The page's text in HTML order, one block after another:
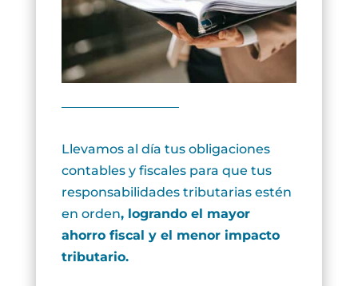
Llevamos al día tus obligaciones
contables y fiscales para que tus
responsabilidades tributarias estén
en orden, logrando el mayor
ahorro fiscal y el menor impacto
tributario.